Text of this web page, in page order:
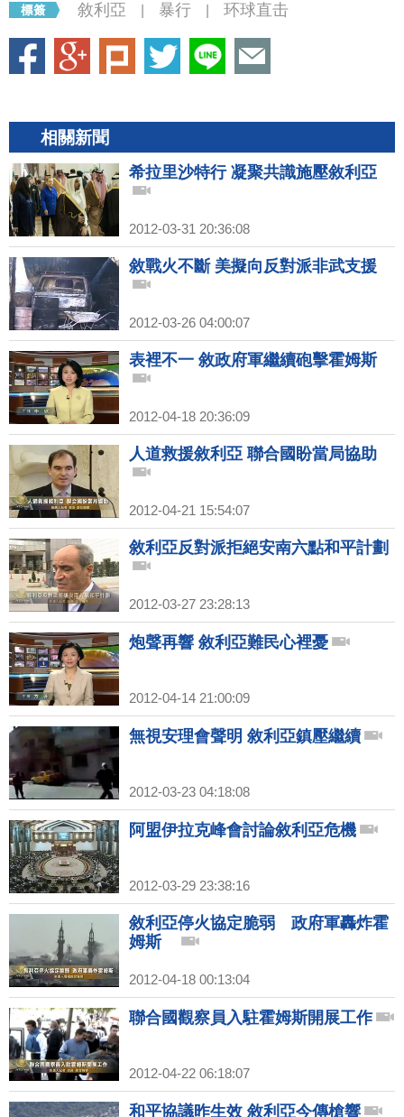
敘利亞 暴行 环球直击
相關新聞
希拉里沙特行 凝聚共識施壓敘利亞
2012-03-31 20:36:08
敘戰火不斷 美擬向反對派非武支援
2012-03-26 04:00:07
表裡不一 敘政府軍繼續砲擊霍姆斯
2012-04-18 20:36:09
人道救援敘利亞 聯合國盼當局協助
2012-04-21 15:54:07
敘利亞反對派拒絕安南六點和平計劃
2012-03-27 23:28:13
炮聲再響 敘利亞難民心裡憂
2012-04-14 21:00:09
無視安理會聲明 敘利亞鎮壓繼續
2012-03-23 04:18:08
阿盟伊拉克峰會討論敘利亞危機
2012-03-29 23:38:16
敘利亞停火協定脆弱 政府軍轟炸霍
姆斯
2012-04-18 00:13:04
聯合國觀察員入駐霍姆斯開展工作
2012-04-22 06:18:07
和平協議昨生效 敘利亞今傳槍響